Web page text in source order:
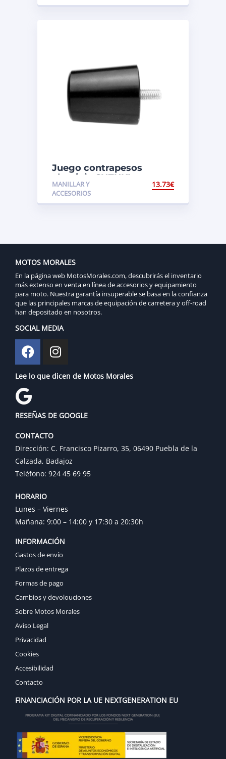
Juego contrapesos
aluminio SUZUKI
MANILLAR Y
ACCESORIOS
13.73€
MOTOS MORALES
En la página web MotosMorales.com, descubrirás el inventario
más extenso en venta en línea de accesorios y equipamiento
para moto. Nuestra garantía insuperable se basa en la confianza
que las principales marcas de equipación de carretera y off-road
han depositado en nosotros.
SOCIAL MEDIA
Lee lo que dicen de Motos Morales
RESEÑAS DE GOOGLE
CONTACTO
Dirección: C. Francisco Pizarro, 35, 06490 Puebla de la
Calzada, Badajoz
Teléfono: 924 45 69 95
HORARIO
Lunes – Viernes
Mañana: 9:00 – 14:00 y 17:30 a 20:30h
INFORMACIÓN
Gastos de envío
Plazos de entrega
Formas de pago
Cambios y devolouciones
Sobre Motos Morales
Aviso Legal
Privacidad
Cookies
Accesibilidad
Contacto
FINANCIACIÓN POR LA UE NEXTGENERATION EU